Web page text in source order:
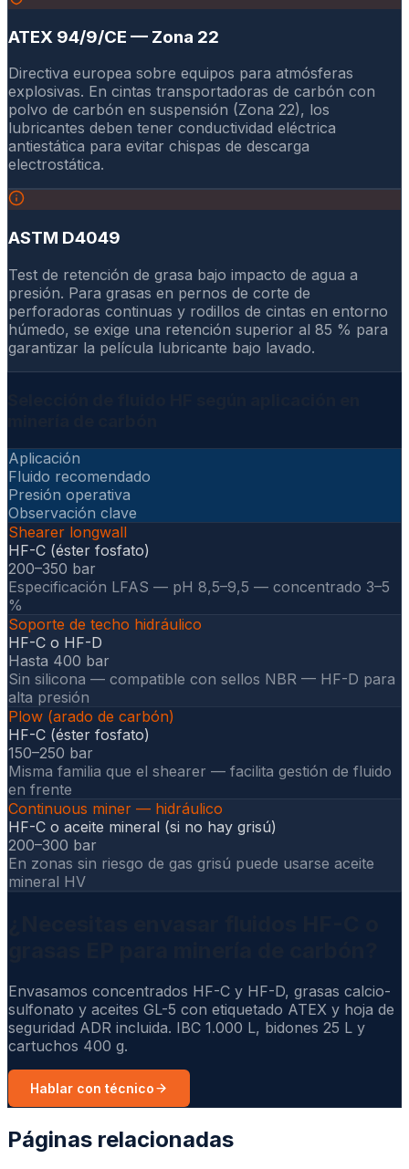
ATEX 94/9/CE — Zona 22
Directiva europea sobre equipos para atmósferas
explosivas. En cintas transportadoras de carbón con
polvo de carbón en suspensión (Zona 22), los
lubricantes deben tener conductividad eléctrica
antiestática para evitar chispas de descarga
electrostática.
ASTM D4049
Test de retención de grasa bajo impacto de agua a
presión. Para grasas en pernos de corte de
perforadoras continuas y rodillos de cintas en entorno
húmedo, se exige una retención superior al 85 % para
garantizar la película lubricante bajo lavado.
Aplicación
Fluido recomendado
Presión operativa
Observación clave
Shearer longwall
HF-C (éster fosfato)
200–350 bar
Especificación LFAS — pH 8,5–9,5 — concentrado 3–5
%
Soporte de techo hidráulico
HF-C o HF-D
Hasta 400 bar
Sin silicona — compatible con sellos NBR — HF-D para
alta presión
Plow (arado de carbón)
HF-C (éster fosfato)
150–250 bar
Misma familia que el shearer — facilita gestión de fluido
en frente
Continuous miner — hidráulico
HF-C o aceite mineral (si no hay grisú)
200–300 bar
En zonas sin riesgo de gas grisú puede usarse aceite
mineral HV
Envasamos concentrados HF-C y HF-D, grasas calcio-
sulfonato y aceites GL-5 con etiquetado ATEX y hoja de
seguridad ADR incluida. IBC 1.000 L, bidones 25 L y
cartuchos 400 g.
Hablar con técnico
Páginas relacionadas